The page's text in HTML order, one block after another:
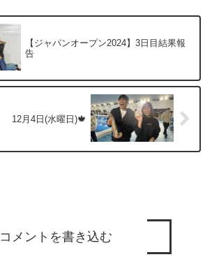
【ジャパンオープン2024】3日目結果報
告
12月4日(水曜日)🍁
コメントを書き込む